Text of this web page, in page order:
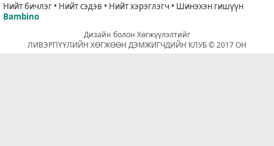
Нийт бичлэг • Нийт сэдэв • Нийт хэрэглэгч • Шинэхэн гишүүн
Bambino
Дизайн болон Хөгжүүлэлтийг
ЛИВЭРПҮҮЛИЙН ХӨГЖӨӨН ДЭМЖИГЧДИЙН КЛУБ © 2017 ОН